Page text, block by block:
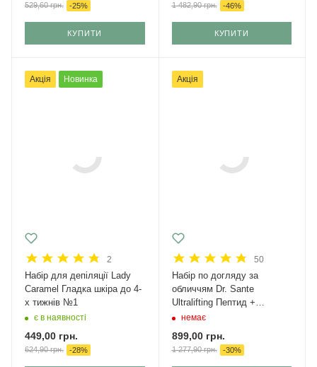
529,60грн. -25%
КУПИТИ
1 482,90грн. -46%
КУПИТИ
Акція Новинка
2
Набір для депіляції Lady
Caramel Гладка шкіра до 4-
х тижнів №1
є в наявності
449,00 грн.
624,90грн. -28%
Акція
50
Набір по догляду за
обличчям Dr. Sante
Ultralifting Пептид +
Ніацинамід
немає
899,00грн.
1 277,90грн. -30%